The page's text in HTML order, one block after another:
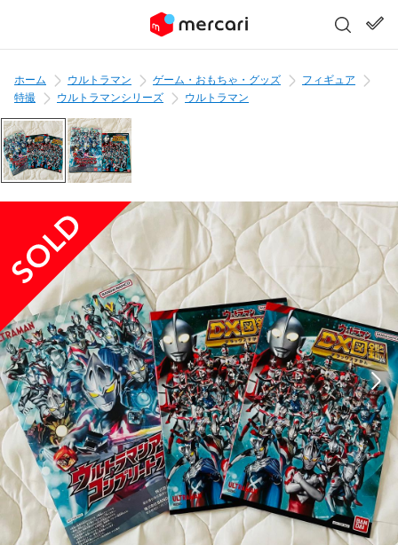
ホーム ウルトラマン ゲーム・おもちゃ・グッズ
フィギュア
特撮
ウルトラマンシリーズ ウルトラマン